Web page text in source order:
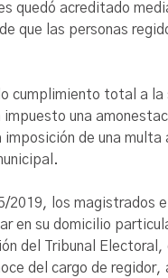
quedó acreditado
que las personas
cumplimiento total a
una
de una
2019,
los magistrados
en su domicilio
del Tribunal
del cargo de